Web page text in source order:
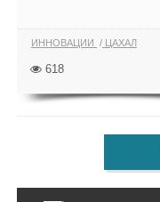
ИННОВАЦИИ ЦАХАЛ
618